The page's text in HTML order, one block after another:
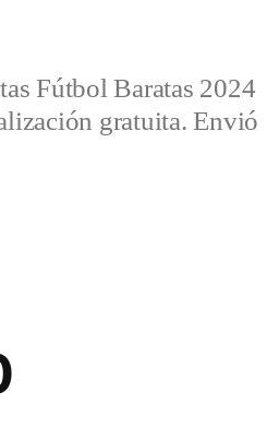
Fútbol Baratas 2024
gratuita. Envió